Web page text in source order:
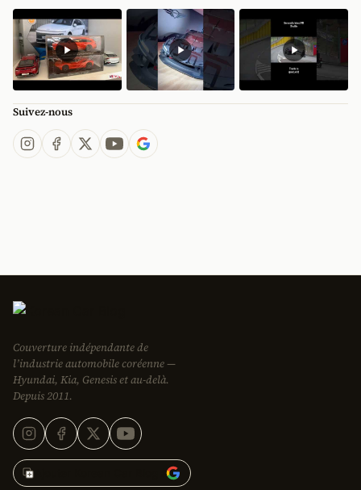
Suivez-nous
Couverture indépendante de
l’industrie automobile coréenne —
Hyundai, Kia, Genesis et au-delà.
Depuis 2011.
Ajouter Korean Car Blog à